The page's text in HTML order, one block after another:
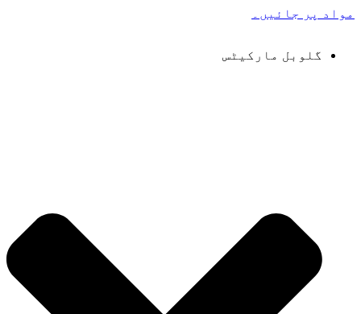
مواد پر جائیں۔
گلوبل مارکیٹس